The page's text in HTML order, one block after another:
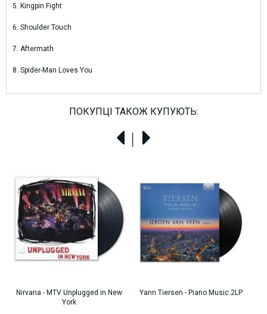
5. Kingpin Fight
6. Shoulder Touch
7. Aftermath
8. Spider-Man Loves You
ПОКУПЦІ ТАКОЖ КУПУЮТЬ:
Nirvana ‎- MTV Unplugged in New
York
Yann Tiersen - Piano Music 2LP